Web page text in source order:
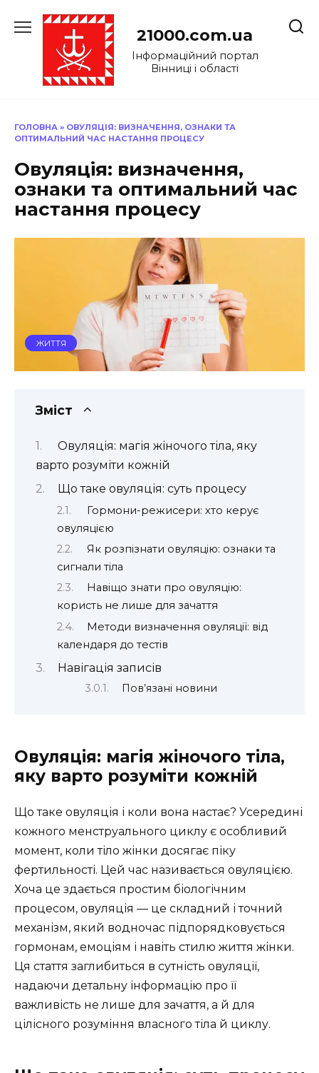
до
21000.com.ua
Інформаційний портал
Вінниці і області
ГОЛОВНА » ОВУЛЯЦІЯ: ВИЗНАЧЕННЯ, ОЗНАКИ ТА
ОПТИМАЛЬНИЙ ЧАС НАСТАННЯ ПРОЦЕСУ
Овуляція: визначення,
ознаки та оптимальний час
настання процесу
ЖИТТЯ
Зміст
Овуляція: магія жіночого тіла, яку
варто розуміти кожній
Що таке овуляція: суть процесу
Гормони-режисери: хто керує
овуляцією
Як розпізнати овуляцію: ознаки та
сигнали тіла
Навіщо знати про овуляцію:
користь не лише для зачаття
Методи визначення овуляції: від
календаря до тестів
Навігація записів
Пов’язані новини
Овуляція: магія жіночого тіла,
яку варто розуміти кожній
Що таке овуляція і коли вона настає? Усередині
кожного менструального циклу є особливий
момент, коли тіло жінки досягає піку
фертильності. Цей час називається овуляцією.
Хоча це здається простим біологічним
процесом, овуляція — це складний і точний
механізм, який водночас підпорядковується
гормонам, емоціям і навіть стилю життя жінки.
Ця стаття заглибиться в сутність овуляції,
надаючи детальну інформацію про її
важливість не лише для зачаття, а й для
цілісного розуміння власного тіла й циклу.